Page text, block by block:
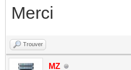
Merci
Trouver
MZ